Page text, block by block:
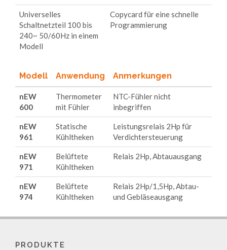
Universelles
Schaltnetzteil 100 bis
240~ 50/60Hz in einem
Modell
Copycard für eine schnelle
Programmierung
Modell Anwendung Anmerkungen
nEW
600
Thermometer
mit Fühler
NTC-Fühler nicht
inbegriffen
nEW
961
Statische
Kühltheken
Leistungsrelais 2Hp für
Verdichtersteuerung
nEW
971
Belüftete
Kühltheken
Relais 2Hp, Abtauausgang
nEW
974
Belüftete
Kühltheken
Relais 2Hp/1,5Hp, Abtau-
und Gebläseausgang
PRODUKTE